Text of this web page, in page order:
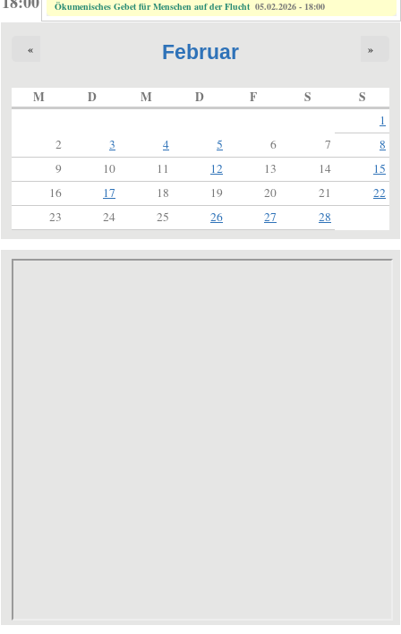
Ökumenisches Gebet für Menschen auf der Flucht 05.02.2026 - 18:00
Februar
« »
M D M D F S S
1
2
3 4 5 6 7
8
9
10 11 12 13 14
15
16
17 18 19 20 21
22
23
24 25 26 27 28